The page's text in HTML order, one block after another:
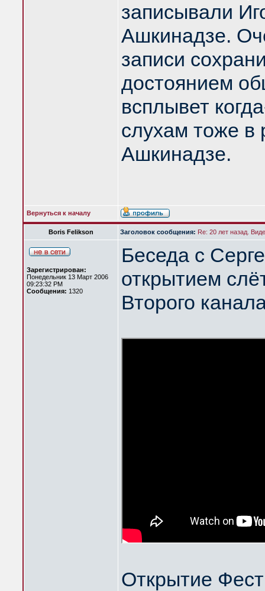
записывали
Ашкинадзе.
записи
достоянием
всплывет
слухам тоже в
Ашкинадзе.
Вернуться к началу
Boris Felikson Заголовок сообщения: Re: 20 лет назад.
Зарегистрирован:
Понедельник 13 Март 2006
09:23:32 PM
Сообщения: 1320
Беседа с
открытием
Второго
Открытие